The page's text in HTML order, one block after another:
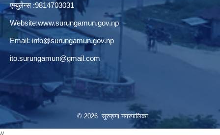
एम्बुलेन्स :9814703031
Website:www.surungamun.gov.np
Email: info@surungamun.gov.np
ito.surungamun@gmail.com
© 2026 सुरुङ्‍गा नगरपालिका